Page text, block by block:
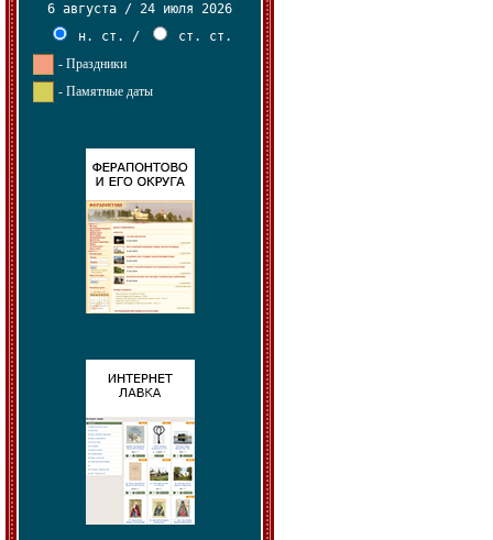
6 августа / 24 июля 2026
н. ст.
/
ст. ст.
- Праздники
- Памятные даты